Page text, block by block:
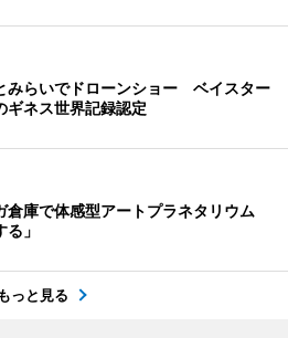
みらいでドローンショー ベイスター
ギネス世界記録認定
倉庫で体感型アートプラネタリウム
る」
もっと見る